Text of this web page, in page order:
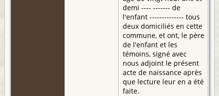
demi ---- ------- de
l'enfant -------------- tous
deux domiciliés en cette
commune, et ont, le père
de l'enfant et les
témoins, signé avec
nous adjoint le présent
acte de naissance après
que lecture leur en a été
faite.